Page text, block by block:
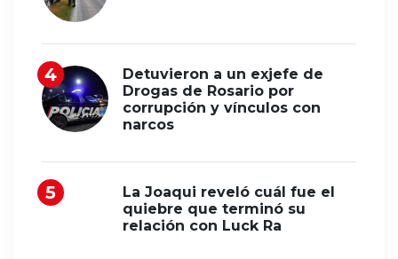
Detuvieron a un exjefe de
Drogas de Rosario por
corrupción y vínculos con
narcos
La Joaqui reveló cuál fue el
quiebre que terminó su
relación con Luck Ra